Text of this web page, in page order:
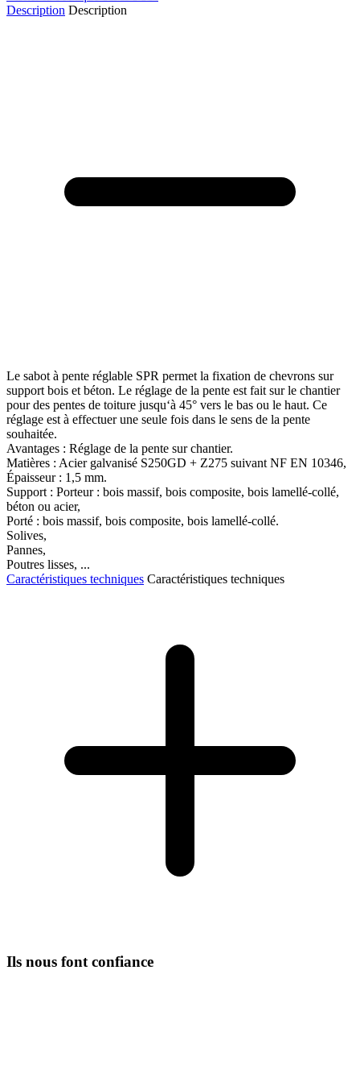
Description Description
Le sabot à pente réglable SPR permet la fixation de chevrons sur
support bois et béton. Le réglage de la pente est fait sur le chantier
pour des pentes de toiture jusqu‘à 45° vers le bas ou le haut. Ce
réglage est à effectuer une seule fois dans le sens de la pente
souhaitée.
Avantages : Réglage de la pente sur chantier.
Matières : Acier galvanisé S250GD + Z275 suivant NF EN 10346,
Épaisseur : 1,5 mm.
Support : Porteur : bois massif, bois composite, bois lamellé-collé,
béton ou acier,
Porté : bois massif, bois composite, bois lamellé-collé.
Solives,
Pannes,
Poutres lisses, ...
Caractéristiques techniques Caractéristiques techniques
Ils nous font confiance